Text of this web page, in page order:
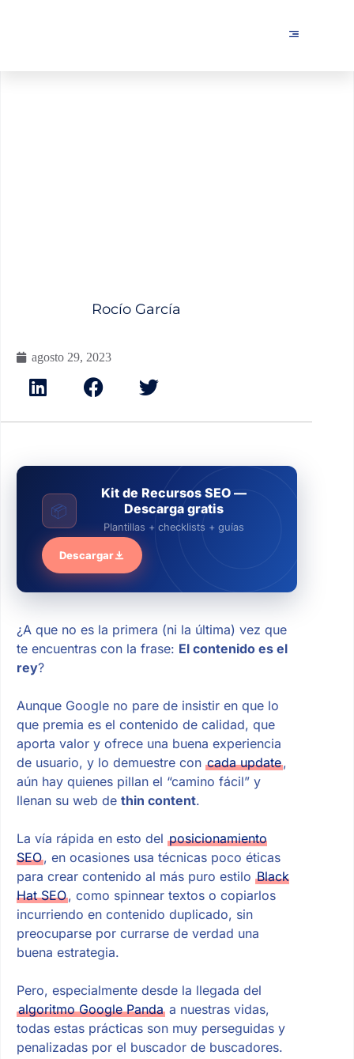
Rocío García
agosto 29, 2023
📦
Kit de Recursos SEO —
Descarga gratis
Plantillas + checklists + guías
Descargar
¿A que no es la primera (ni la última) vez que
te encuentras con la frase: El contenido es el
rey?
Aunque Google no pare de insistir en que lo
que premia es el contenido de calidad, que
aporta valor y ofrece una buena experiencia
de usuario, y lo demuestre con cada update,
aún hay quienes pillan el “camino fácil” y
llenan su web de thin content.
La vía rápida en esto del posicionamiento
SEO, en ocasiones usa técnicas poco éticas
para crear contenido al más puro estilo Black
Hat SEO, como spinnear textos o copiarlos
incurriendo en contenido duplicado, sin
preocuparse por currarse de verdad una
buena estrategia.
Pero, especialmente desde la llegada del
algoritmo Google Pandaa nuestras vidas,
todas estas prácticas son muy perseguidas y
penalizadas por el buscador de buscadores.